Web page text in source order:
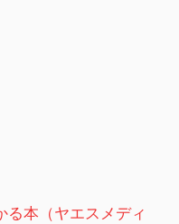
る本（ヤエスメディ